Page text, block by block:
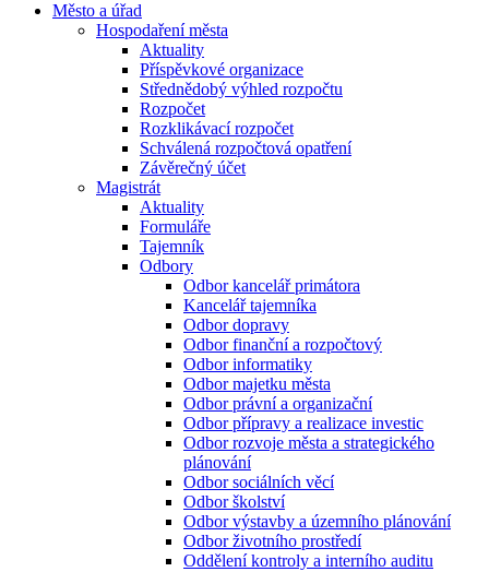
Město a úřad
Hospodaření města
Aktuality
Příspěvkové organizace
Střednědobý výhled rozpočtu
Rozpočet
Rozklikávací rozpočet
Schválená rozpočtová opatření
Závěrečný účet
Magistrát
Aktuality
Formuláře
Tajemník
Odbory
Odbor kancelář primátora
Kancelář tajemníka
Odbor dopravy
Odbor finanční a rozpočtový
Odbor informatiky
Odbor majetku města
Odbor právní a organizační
Odbor přípravy a realizace investic
Odbor rozvoje města a strategického
plánování
Odbor sociálních věcí
Odbor školství
Odbor výstavby a územního plánování
Odbor životního prostředí
Oddělení kontroly a interního auditu